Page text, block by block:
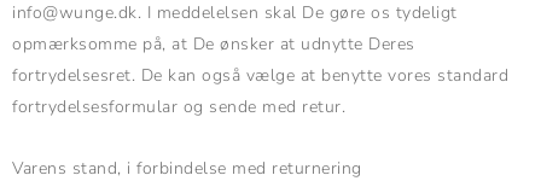
info@wunge.dk. I meddelelsen skal De gøre os tydeligt
opmærksomme på, at De ønsker at udnytte Deres
fortrydelsesret. De kan også vælge at benytte vores standard
fortrydelsesformular og sende med retur.
Varens stand, i forbindelse med returnering